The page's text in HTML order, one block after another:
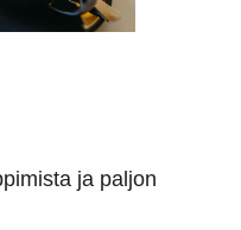
ja paljon